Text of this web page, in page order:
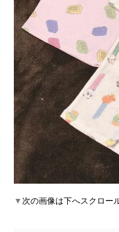
▼次の画像は下へスクロー